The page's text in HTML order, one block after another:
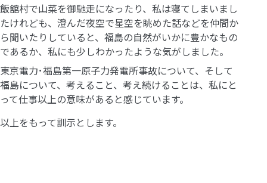
飯舘村で山菜を御馳走になったり、私は寝てしまいまし
たけれども、澄んだ夜空で星空を眺めた話などを仲間か
ら聞いたりしていると、福島の自然がいかに豊かなもの
であるか、私にも少しわかったような気がしました。
東京電力･福島第一原子力発電所事故について、そして
福島について、考えること、考え続けることは、私にと
って仕事以上の意味があると感じています。
以上をもって訓示とします。